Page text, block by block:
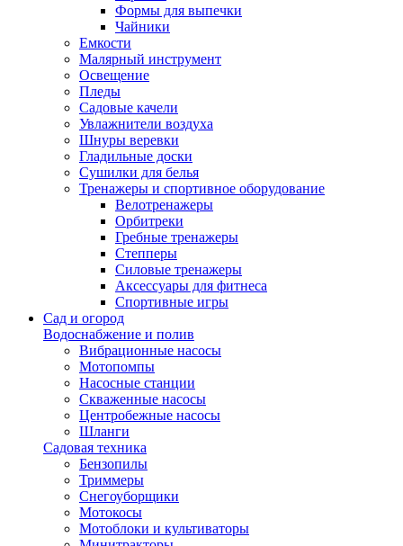
Формы для выпечки
Чайники
Емкости
Малярный инструмент
Освещение
Пледы
Садовые качели
Увлажнители воздуха
Шнуры веревки
Гладильные доски
Сушилки для белья
Тренажеры и спортивное оборудование
Велотренажеры
Орбитреки
Гребные тренажеры
Степперы
Силовые тренажеры
Аксессуары для фитнеса
Спортивные игры
Сад и огород
Водоснабжение и полив
Вибрационные насосы
Мотопомпы
Насосные станции
Скваженные насосы
Центробежные насосы
Шланги
Садовая техника
Бензопилы
Триммеры
Снегоуборщики
Мотокосы
Мотоблоки и культиваторы